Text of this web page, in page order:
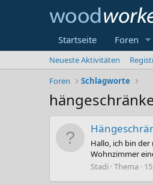
Startseite Foren
Neueste Aktivitäten
Foren
Schlagworte
Hallo, ich bin
Wohnzimmer
Stadi Thema